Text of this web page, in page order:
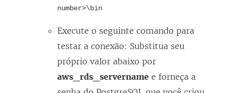
number>\bin
Execute o seguinte comando para
testar a conexão: Substitua seu
próprio valor abaixo por
aws_rds_servername e forneça a